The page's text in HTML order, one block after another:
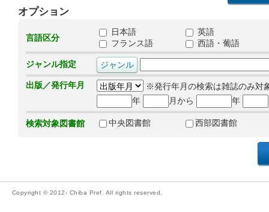
オプション
言語区分
日本語
英語
フランス語
西語・葡語
ジャンル指定
出版／発行年月
※発行年月の検索は雑誌のみ対
年
月から 年
検索対象図書館 中央図書館 西部図書館
Copyright © 2012- Chiba Pref. All rights reserved.